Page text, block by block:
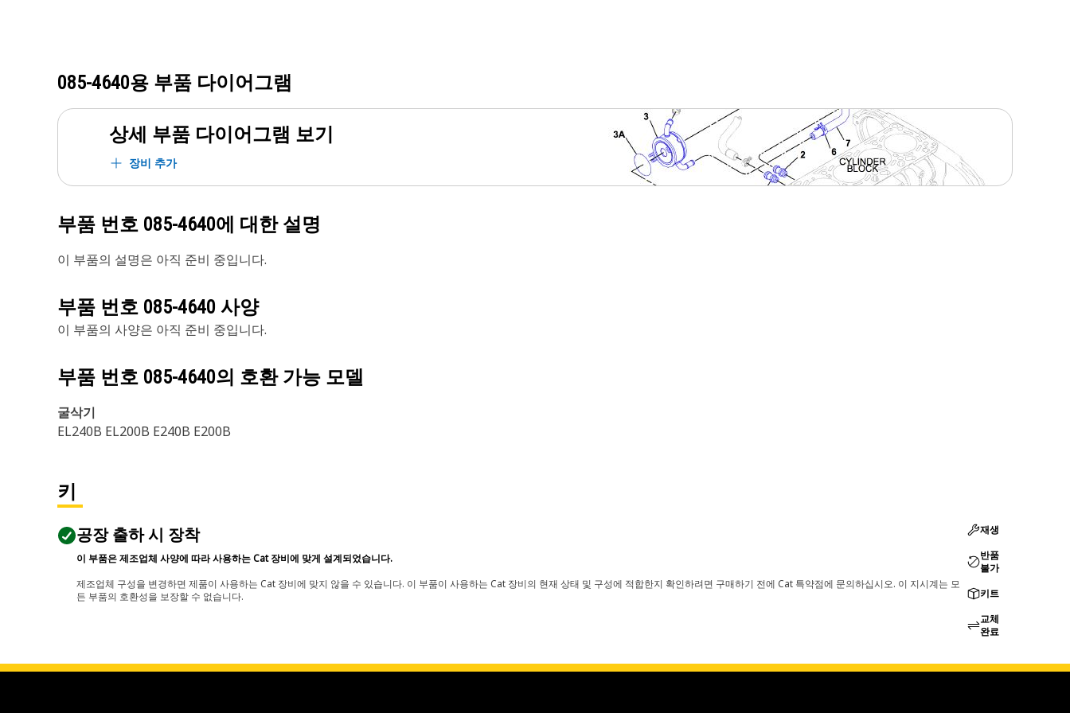
085-4640용 부품 다이어그램
상세 부품 다이어그램 보기
장비 추가
부품 번호 085-4640에 대한 설명
이 부품의 설명은 아직 준비 중입니다.
부품 번호 085-4640 사양
이 부품의 사양은 아직 준비 중입니다.
부품 번호 085-4640의 호환 가능 모델
굴삭기
EL240B EL200B E240B E200B
키
공장 출하 시 장착
이 부품은 제조업체 사양에 따라 사용하는 Cat 장비에 맞게 설계되었습니다.
제조업체 구성을 변경하면 제품이 사용하는 Cat 장비에 맞지 않을 수 있습니다. 이 부품이 사용하는 Cat 장비의 현재 상태 및 구성에 적합한지 확인하려면 구매하기 전에 Cat 특약점에 문의하십시오. 이 지시계는 모
든 부품의 호환성을 보장할 수 없습니다.
재생
반품
불가
키트
교체
완료